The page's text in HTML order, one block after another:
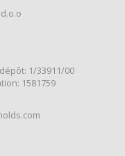
1/33911/00
1581759